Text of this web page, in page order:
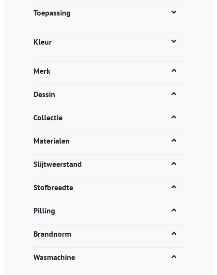
Toepassing
Kleur
Merk
Dessin
Collectie
Materialen
Slijtweerstand
Stofbreedte
Pilling
Brandnorm
Wasmachine